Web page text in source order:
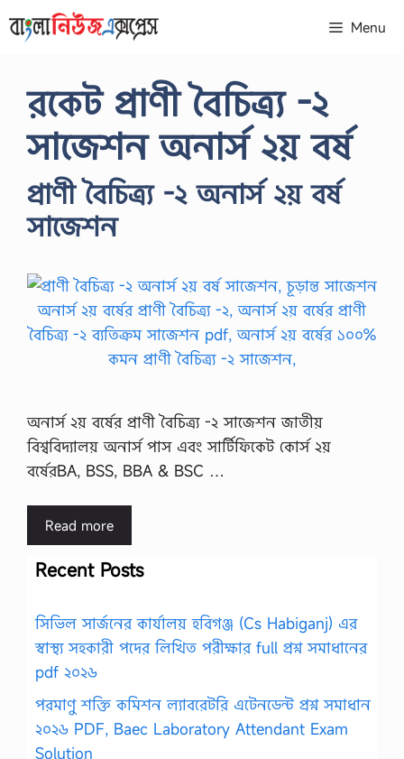
to
Menu
রকেট প্রাণী বৈচিত্র্য -২
সাজেশন অনার্স ২য় বর্ষ
প্রাণী বৈচিত্র্য -২ অনার্স ২য় বর্ষ
সাজেশন
অনার্স ২য় বর্ষের প্রাণী বৈচিত্র্য -২ সাজেশন জাতীয়
বিশ্ববিদ্যালয় অনার্স পাস এবং সার্টিফিকেট কোর্স ২য়
বর্ষেরBA, BSS, BBA & BSC …
Read more
Recent Posts
সিভিল সার্জনের কার্যালয় হবিগঞ্জ (Cs Habiganj) এর
স্বাস্থ্য সহকারী পদের লিখিত পরীক্ষার full প্রশ্ন সমাধানের
pdf ২০২৬
পরমাণু শক্তি কমিশন ল্যাবরেটরি এটেনডেন্ট প্রশ্ন সমাধান
২০২৬ PDF, Baec Laboratory Attendant Exam
Solution